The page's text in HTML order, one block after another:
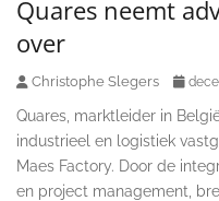
Quares neemt
over
Christophe Slegers
Quares, marktleider in
industrieel en logistiek
Maes Factory. Door de
en project management,